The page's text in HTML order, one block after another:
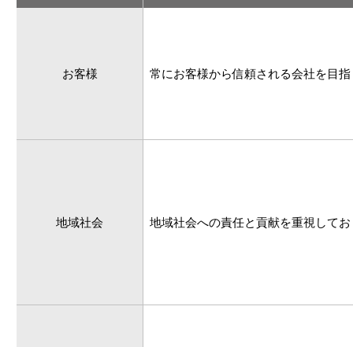
お客様 常にお客様から信頼される会社を目
地域社会 地域社会への責任と貢献を重視して